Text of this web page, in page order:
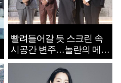
빨려들어갈 듯 스크린 속
시공간 변주…놀란의 메시
지는 ‘전쟁 속죄’